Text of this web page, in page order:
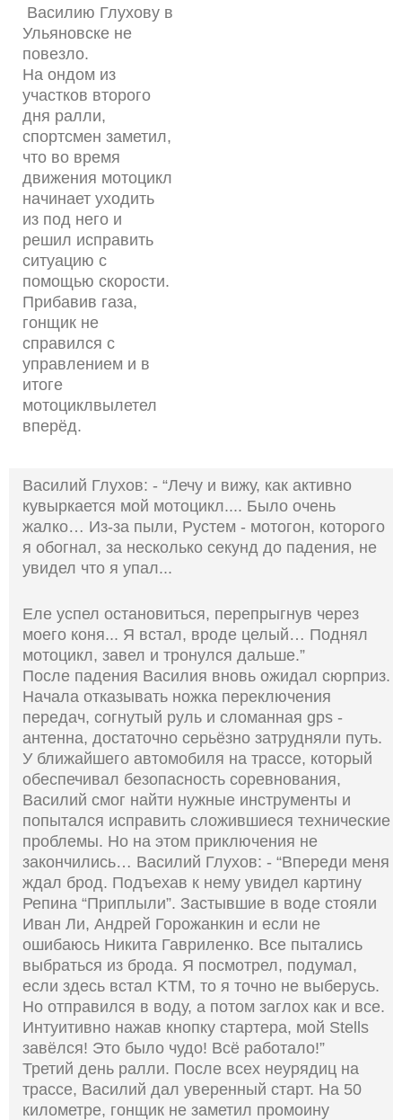
Василию Глухову в
Ульяновске не
повезло.
На ондом из
участков второго
дня ралли,
спортсмен заметил,
что во время
движения мотоцикл
начинает уходить
из под него и
решил исправить
ситуацию с
помощью скорости.
Прибавив газа,
гонщик не
справился с
управлением и в
итоге
мотоциклвылетел
вперёд.
Василий Глухов: - “Лечу и вижу, как активно
кувыркается мой мотоцикл.... Было очень
жалко… Из-за пыли, Рустем - мотогон, которого
я обогнал, за несколько секунд до падения, не
увидел что я упал...
Еле успел остановиться, перепрыгнув через
моего коня... Я встал, вроде целый… Поднял
мотоцикл, завел и тронулся дальше.”
После падения Василия вновь ожидал сюрприз.
Начала отказывать ножка переключения
передач, согнутый руль и сломанная gps -
антенна, достаточно серьёзно затрудняли путь.
У ближайшего автомобиля на трассе, который
обеспечивал безопасность соревнования,
Василий смог найти нужные инструменты и
попытался исправить сложившиеся технические
проблемы. Но на этом приключения не
закончились… Василий Глухов: - “Впереди меня
ждал брод. Подъехав к нему увидел картину
Репина “Приплыли”. Застывшие в воде стояли
Иван Ли, Андрей Горожанкин и если не
ошибаюсь Никита Гавриленко. Все пытались
выбраться из брода. Я посмотрел, подумал,
если здесь встал KTM, то я точно не выберусь.
Но отправился в воду, а потом заглох как и все.
Интуитивно нажав кнопку стартера, мой Stells
завёлся! Это было чудо! Всё работало!”
Третий день ралли. После всех неурядиц на
трассе, Василий дал уверенный старт. На 50
километре, гонщик не заметил промоину